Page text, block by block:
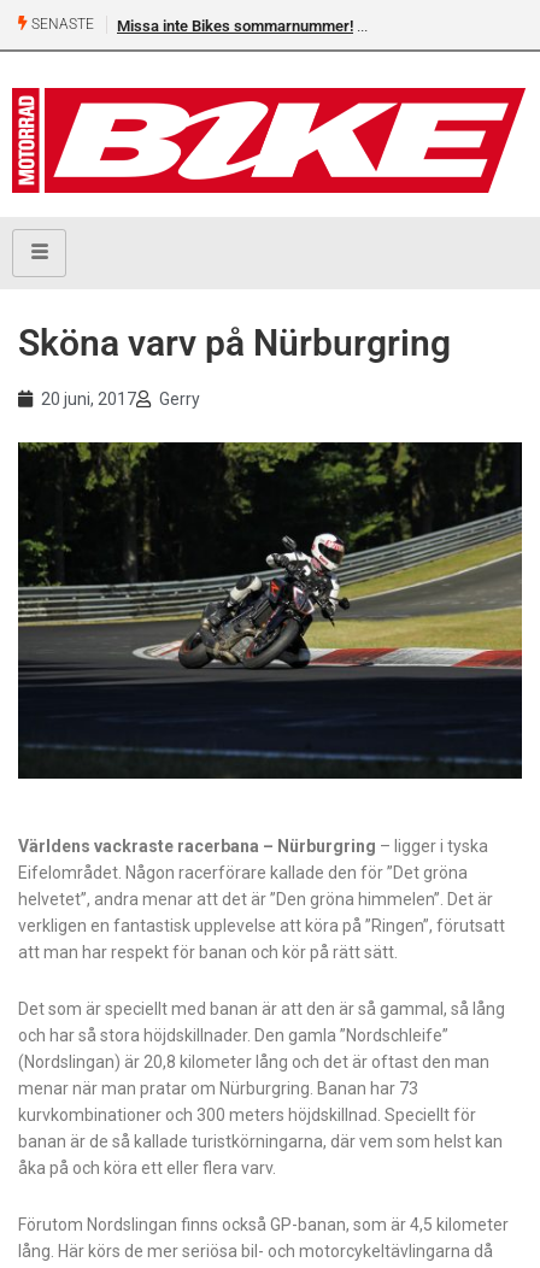
SENASTE Missa inte Bikes sommarnummer!
Sköna varv på Nürburgring
20 juni, 2017 Gerry
Världens vackraste racerbana – Nürburgring – ligger i tyska
Eifelområdet. Någon racerförare kallade den för ”Det gröna
helvetet”, andra menar att det är ”Den gröna himmelen”. Det är
verkligen en fantastisk upplevelse att köra på ”Ringen”, förutsatt
att man har respekt för banan och kör på rätt sätt.
Det som är speciellt med banan är att den är så gammal, så lång
och har så stora höjdskillnader. Den gamla ”Nordschleife”
(Nordslingan) är 20,8 kilometer lång och det är oftast den man
menar när man pratar om Nürburgring. Banan har 73
kurvkombinationer och 300 meters höjdskillnad. Speciellt för
banan är de så kallade turistkörningarna, där vem som helst kan
åka på och köra ett eller flera varv.
Förutom Nordslingan finns också GP-banan, som är 4,5 kilometer
lång. Här körs de mer seriösa bil- och motorcykeltävlingarna då